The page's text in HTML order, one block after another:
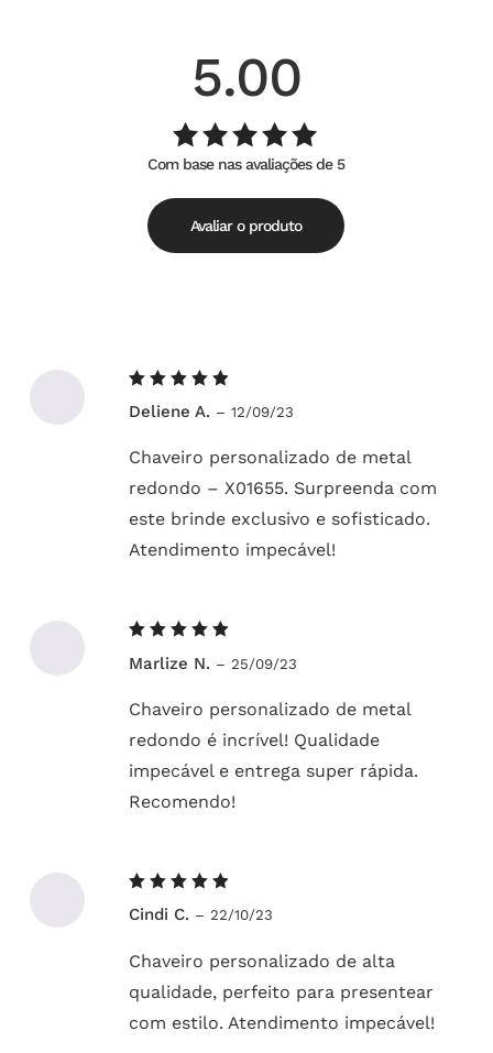
5.00
Avaliação
5.00de
5
Com base nas avaliações de 5
Avaliar o produto
5de 5
Deliene A. – 12/09/23
Chaveiro personalizado de metal
redondo – X01655. Surpreenda com
este brinde exclusivo e sofisticado.
Atendimento impecável!
5de 5
Marlize N. – 25/09/23
Chaveiro personalizado de metal
redondo é incrível! Qualidade
impecável e entrega super rápida.
Recomendo!
5de 5
Cindi C. – 22/10/23
Chaveiro personalizado de alta
qualidade, perfeito para presentear
com estilo. Atendimento impecável!